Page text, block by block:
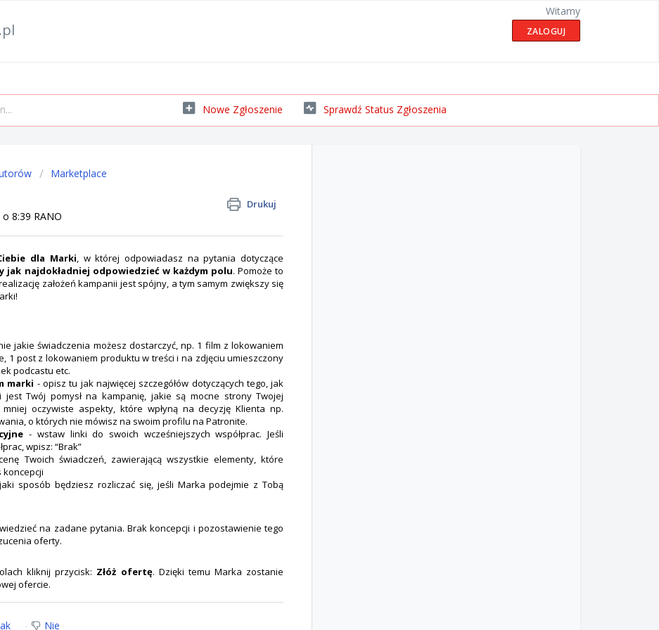
Witamy
ZALOGUJ
Nowe Zgłoszenie Sprawdź Status Zgłoszenia
Marketplace
Drukuj
8:39 RANO
dla Marki, w której odpowiadasz na pytania dotyczące
jak najdokładniej odpowiedzieć w każdym polu. Pomoże to
założeń kampanii jest spójny, a tym samym zwiększy się
jakie świadczenia możesz dostarczyć, np. 1 film z lokowaniem
1 post z lokowaniem produktu w treści i na zdjęciu umieszczony
podcastu etc.
marki - opisz tu jak najwięcej szczegółów dotyczących tego, jak
jest Twój pomysł na kampanię, jakie są mocne strony Twojej
oczywiste aspekty, które wpłyną na decyzję Klienta np.
o których nie mówisz na swoim profilu na Patronite.
- wstaw linki do swoich wcześniejszych współprac. Jeśli
wpisz: “Brak”
Twoich świadczeń, zawierającą wszystkie elementy, które
koncepcji
sposób będziesz rozliczać się, jeśli Marka podejmie z Tobą
na zadane pytania. Brak koncepcji i pozostawienie tego
oferty.
kliknij przycisk: Złóż ofertę. Dzięki temu Marka zostanie
ofercie.
Nie